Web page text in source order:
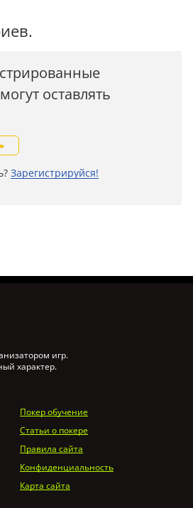
оставлять
Зарегистрируйся!
игр.
характер.
Покер обучение
Статьи о покере
Правила сайта
Конфиденциальность
Карта сайта